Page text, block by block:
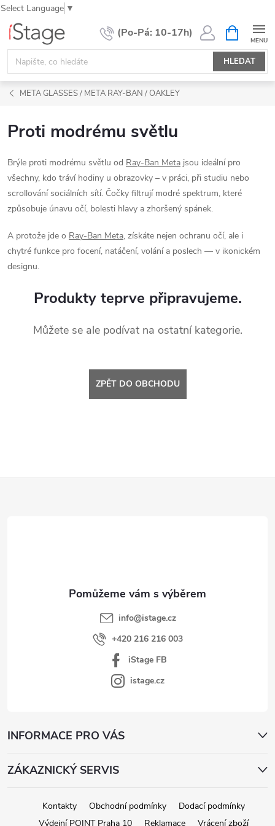
Select Language ▼
Přejít
obsah
HLEDAT
NÁKUPNÍ
KOŠÍK
META GLASSES / META RAY-BAN / OAKLEY
Proti modrému světlu
Brýle proti modrému světlu od Ray-Ban Meta jsou ideální pro
všechny, kdo tráví hodiny u obrazovky – v práci, při studiu nebo
scrollování sociálních sítí. Čočky filtrují modré spektrum, které
způsobuje únavu očí, bolesti hlavy a zhoršený spánek.
A protože jde o Ray-Ban Meta, získáte nejen ochranu očí, ale i
chytré funkce pro focení, natáčení, volání a poslech — v ikonickém
designu.
Produkty teprve připravujeme.
Můžete se ale podívat na ostatní kategorie.
ZPĚT DO OBCHODU
info@istage.cz
+420 216 216 003
iStage FB
istage.cz
INFORMACE PRO VÁS
ZÁKAZNICKÝ SERVIS
Kontakty Obchodní podmínky
Dodací podmínky
Výdejní POINT Praha 10
Reklamace Vrácení zboží